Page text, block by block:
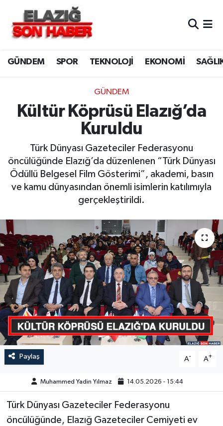
GÜNDEM SPOR TEKNOLOJİ EKONOMİ
GÜNDEM
Kültür Köprüsü Elazığ’da
Kuruldu
Türk Dünyası Gazeteciler Federasyonu
öncülüğünde Elazığ’da düzenlenen “Türk Dünyası
Ödüllü Belgesel Film Gösterimi”, akademi, basın
ve kamu dünyasından önemli isimlerin katılımıyla
gerçekleştirildi.
Paylaş A- A+
Muhammed Yadin Yılmaz 14.05.2026 - 15:44
Türk Dünyası Gazeteciler Federasyonu
öncülüğünde, Elazığ Gazeteciler Cemiyeti ev
CANLI YAYIN
ASAYİŞ
BİLİM VE TEKNOLOJİ
DÜNYA
EKONOMİ
ELAZIĞ
GÜNDEM
HABERDE İNSAN
KÜLTÜR-SANAT
MAGAZİN
MEDYA
POLİTİKA
SAĞLIK
Merkez Hava Durumu
Merkez Trafik Yoğunluk Haritası
Süper Lig Puan Durumu ve Fikstür
Tüm Manşetler
Haber Arşivi